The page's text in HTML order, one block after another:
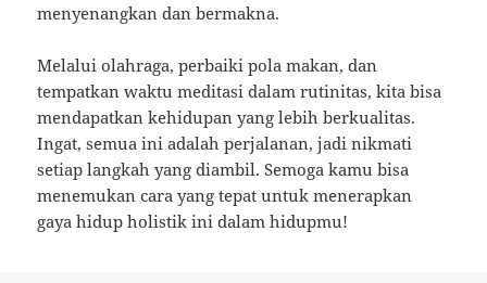
menyenangkan dan bermakna.
Melalui olahraga, perbaiki pola makan, dan
tempatkan waktu meditasi dalam rutinitas, kita bisa
mendapatkan kehidupan yang lebih berkualitas.
Ingat, semua ini adalah perjalanan, jadi nikmati
setiap langkah yang diambil. Semoga kamu bisa
menemukan cara yang tepat untuk menerapkan
gaya hidup holistik ini dalam hidupmu!